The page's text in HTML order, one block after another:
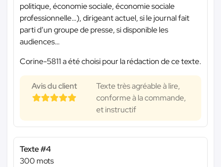
politique, économie sociale, économie sociale
professionnelle…), dirigeant actuel, si le journal fait
parti d’un groupe de presse, si disponible les
audiences…
Corine-5811 a été choisi pour la rédaction de ce texte.
Avis du client
Texte très agréable à lire,
conforme à la commande,
et instructif
Texte #4
300 mots